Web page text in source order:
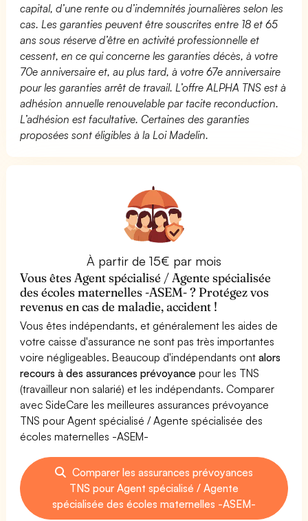
capital, d’une rente ou d’indemnités journalières selon les
cas. Les garanties peuvent être souscrites entre 18 et 65
ans sous réserve d’être en activité professionnelle et
cessent, en ce qui concerne les garanties décès, à votre
70e anniversaire et, au plus tard, à votre 67e anniversaire
pour les garanties arrêt de travail. L’offre ALPHA TNS est à
adhésion annuelle renouvelable par tacite reconduction.
L’adhésion est facultative. Certaines des garanties
proposées sont éligibles à la Loi Madelin.
À partir de 15€ par mois
Vous êtes Agent spécialisé / Agente spécialisée
des écoles maternelles -ASEM- ? Protégez vos
revenus en cas de maladie, accident !
Vous êtes indépendants, et généralement les aides de
votre caisse d'assurance ne sont pas très importantes
voire négligeables. Beaucoup d'indépendants ontalors
recours à des assurances prévoyance pour les TNS
(travailleur non salarié) et les indépendants. Comparer
avec SideCare les meilleures assurances prévoyance
TNS pour Agent spécialisé / Agente spécialisée des
écoles maternelles -ASEM-
Comparer les assurances prévoyances
TNS pour Agent spécialisé / Agente
spécialisée des écoles maternelles -ASEM-